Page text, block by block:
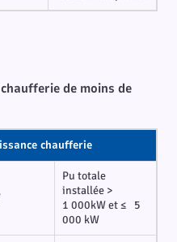
de moins de
chaufferie
Pu totale
installée >
1 000kW et ≤ 5
000 kW